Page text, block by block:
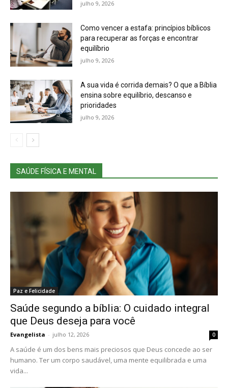
julho 9, 2026
Como vencer a estafa: princípios bíblicos
para recuperar as forças e encontrar
equilíbrio
julho 9, 2026
A sua vida é corrida demais? O que a Bíblia
ensina sobre equilíbrio, descanso e
prioridades
julho 9, 2026
SAÚDE FÍSICA E MENTAL
Paz e Felicidade
Saúde segundo a bíblia: O cuidado integral
que Deus deseja para você
Evangelista - julho 12, 2026 0
A saúde é um dos bens mais preciosos que Deus concede ao ser
humano. Ter um corpo saudável, uma mente equilibrada e uma
vida...